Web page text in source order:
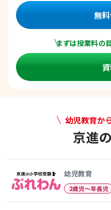
無
まずは授業料の
幼児教育か
京進
幼児教育
2歳児〜年長児